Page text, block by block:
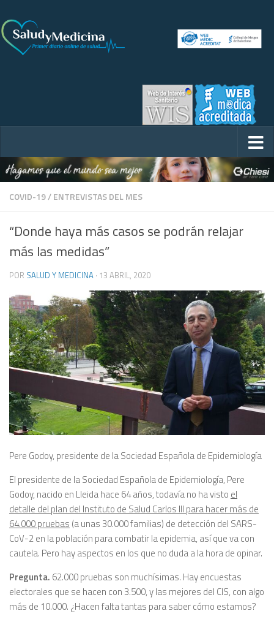
COVID-19/ENTREVISTAS DEL MES
“Donde haya más casos se podrán relajar
más las medidas”
POR SALUD Y MEDICINA · 13 ABRIL, 2020
Pere Godoy, presidente de la Sociedad Española de Epidemiología
El presidente de la Sociedad Española de Epidemiología, Pere
Godoy, nacido en Lleida hace 64 años, todavía no ha visto el
detalle del plan del Instituto de Salud Carlos III para hacer más de
64.000 pruebas (a unas 30.000 familias) de detección del SARS-
CoV-2 en la población para combatir la epidemia, así que va con
cautela. Pero hay aspectos en los que no duda a la hora de opinar.
Pregunta. 62.000 pruebas son muchísimas. Hay encuestas
electorales que se hacen con 3.500, y las mejores del CIS, con algo
más de 10.000. ¿Hacen falta tantas para saber cómo estamos?